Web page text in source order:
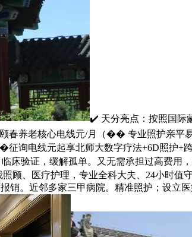
✔️ 天分亮点：按照国际
春养老核心电线元/月（�� 专业照护亲平
询电线元起享北师大数字疗法+6D照护+
床验证，缓解孤单。又无需承担过高费
、医疗护理，专业全科大夫、24小时值
销。近邻多家三甲病院。精准照护；设立医